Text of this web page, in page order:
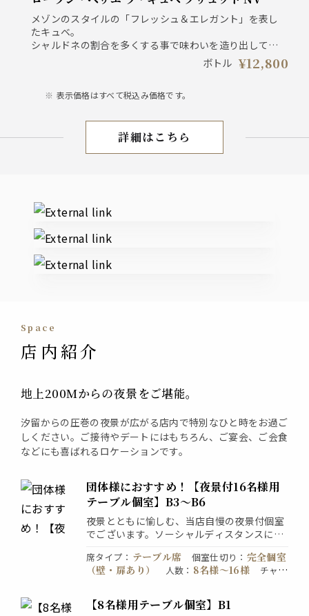
スペイン：カルターニャ州 DOカヴァ ガルナッチャ
60％、モナストレル35％、ピノノワール5％
メゾンのスタイルの「フレッシュ＆エレガント」を表し
たキュベ。
シャルドネの割合を多くする事で味わいを造り出してい
滑らかでイキイキとした泡立ち、白桃の香りの中に柑橘
ーニュ。
フランス シャンパーニュ地方 シャルドネ / ピノ・ノワー
ル / ピノ・ムニエ
ボトル ¥12,800
表示価格はすべて税込み価格です。
お飲み物
詳細はこちら
External links
space
店内紹介
地上200Mからの夜景をご堪能。
汐留からの圧巻の夜景が広がる店内で特別なひと時をお過ご
しください。ご接待やデートにはもちろん、ご宴会、ご会食
などにも喜ばれるロケーションです。
団体様におすすめ！【夜景付16名様用
テーブル個室】B3〜B6
夜景とともに愉しむ、当店自慢の夜景付個室
でございます。ソーシャルディスタンスに配
席タイプ ： テーブル席 個室仕切り ： 完全個室
（壁・扉あり）
人数 ： 8名様〜16様
チャー
【8名様用テーブル個室】B1